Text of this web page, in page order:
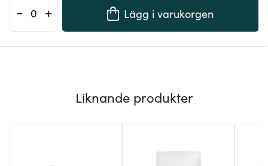
- + Lägg i varukorgen
Liknande produkter